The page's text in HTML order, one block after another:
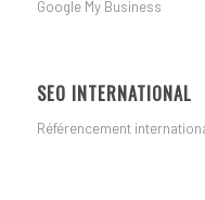
Google My Business
SEO INTERNATIONAL
Référencement